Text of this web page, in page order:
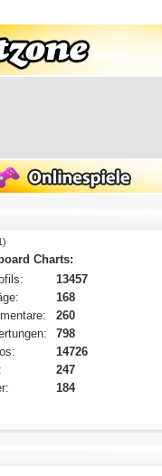
Charts:
13457
168
260
798
14726
247
184